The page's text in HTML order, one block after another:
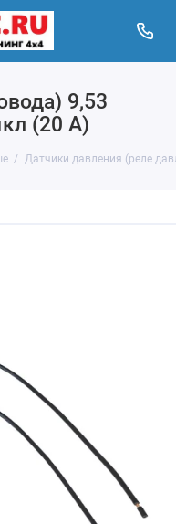
9,53
(20 А)
Датчики давления (реле